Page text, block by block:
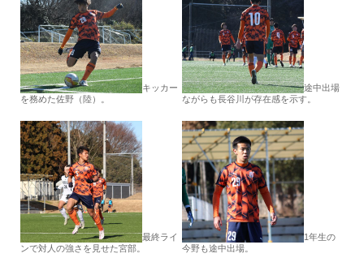
キッカー
を務めた佐野（陸）。
途中出場
ながらも長谷川が存在感を示す。
最終ライ
ンで対人の強さを見せた宮部。
1年生の
今野も途中出場。